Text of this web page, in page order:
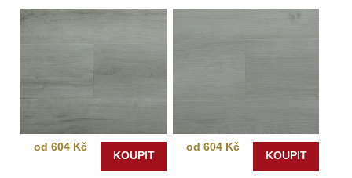
od 604 Kč
KOUPIT
od 604 Kč
KOUPIT